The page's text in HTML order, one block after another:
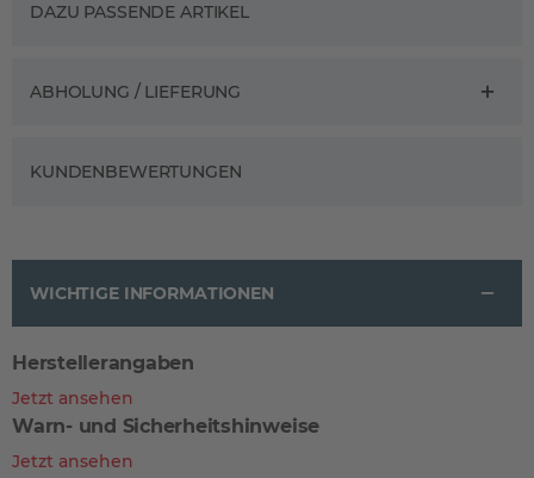
DAZU PASSENDE ARTIKEL
ABHOLUNG / LIEFERUNG
KUNDENBEWERTUNGEN
WICHTIGE INFORMATIONEN
Herstellerangaben
Jetzt ansehen
Warn- und Sicherheitshinweise
Jetzt ansehen